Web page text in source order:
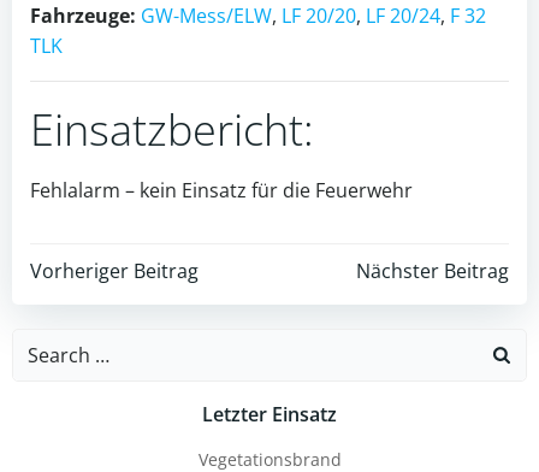
Fahrzeuge: GW-Mess/ELW, LF 20/20, LF 20/24, F 32
TLK
Einsatzbericht:
Fehlalarm – kein Einsatz für die Feuerwehr
Post
navigation
Vorheriger Beitrag
Post
navigation
Nächster Beitrag
Search
Letzter Einsatz
Vegetationsbrand